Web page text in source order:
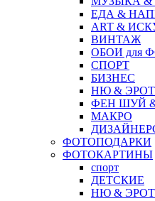
ЕДА &
ART &
ВИНТАЖ
ОБОИ для
СПОРТ
БИЗНЕС
НЮ &
ФЕН ШУЙ &
МАКРО
ФОТОПОДАРКИ
ФОТОКАРТИНЫ
спорт
ДЕТСКИЕ
НЮ &